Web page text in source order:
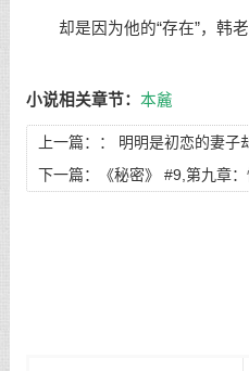
却是因为他的“存在”，韩老
小说相关章节： 本麄
上一篇：：
明明是初恋的妻子
密，让我发现这一切的始作俑
下一篇： 《秘密》 #9,第九章：